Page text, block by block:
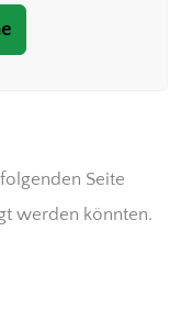
Seite
werden könnten.